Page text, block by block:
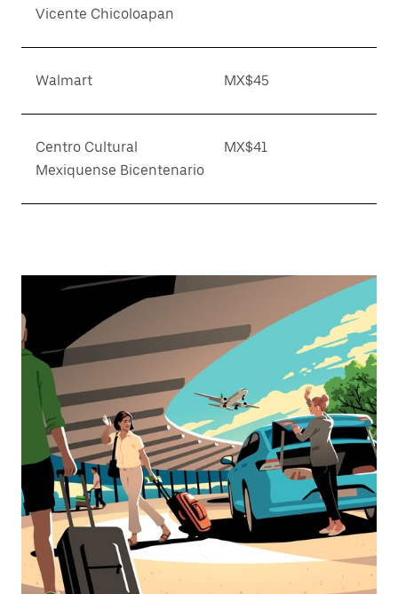
Vicente Chicoloapan
Walmart MX$45
Centro Cultural
Mexiquense Bicentenario
MX$41